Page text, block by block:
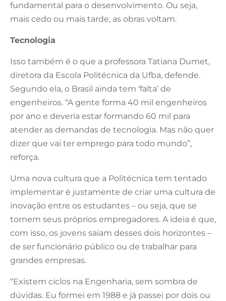
fundamental para o desenvolvimento. Ou seja,
mais cedo ou mais tarde, as obras voltam.
Tecnologia
Isso também é o que a professora Tatiana Dumet,
diretora da Escola Politécnica da Ufba, defende.
Segundo ela, o Brasil ainda tem ‘falta’ de
engenheiros. “A gente forma 40 mil engenheiros
por ano e deveria estar formando 60 mil para
atender as demandas de tecnologia. Mas não quer
dizer que vai ter emprego para todo mundo”,
reforça.
Uma nova cultura que a Politécnica tem tentado
implementar é justamente de criar uma cultura de
inovação entre os estudantes – ou seja, que se
tornem seus próprios empregadores. A ideia é que,
com isso, os jovens saiam desses dois horizontes –
de ser funcionário público ou de trabalhar para
grandes empresas.
“Existem ciclos na Engenharia, sem sombra de
dúvidas. Eu formei em 1988 e já passei por dois ou